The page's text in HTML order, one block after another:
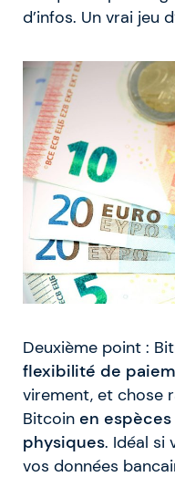
d’infos. Un vrai jeu
Deuxième point :
flexibilité de
virement, et chose
Bitcoin en
physiques. Idéal si
vos données